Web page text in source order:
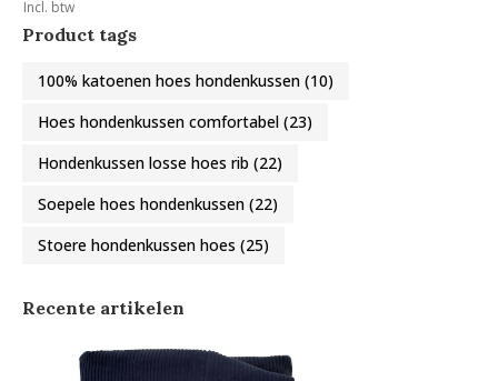
Incl. btw
Product tags
100% katoenen hoes hondenkussen (10)
Hoes hondenkussen comfortabel (23)
Hondenkussen losse hoes rib (22)
Soepele hoes hondenkussen (22)
Stoere hondenkussen hoes (25)
Recente artikelen